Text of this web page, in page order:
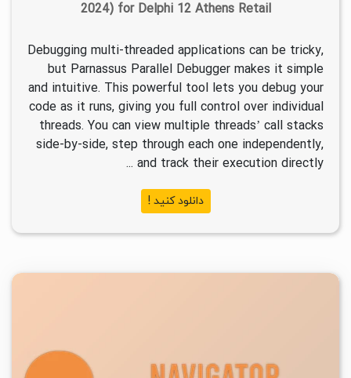
2024) for Delphi 12 Athens Retail
Debugging multi-threaded applications can be tricky,
but Parnassus Parallel Debugger makes it simple
and intuitive. This powerful tool lets you debug your
code as it runs, giving you full control over individual
threads. You can view multiple threads’ call stacks
side-by-side, step through each one independently,
and track their execution directly ...
دانلود کنید !